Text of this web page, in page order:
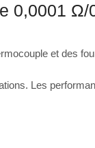
0,0001 Ω/
et des
Les